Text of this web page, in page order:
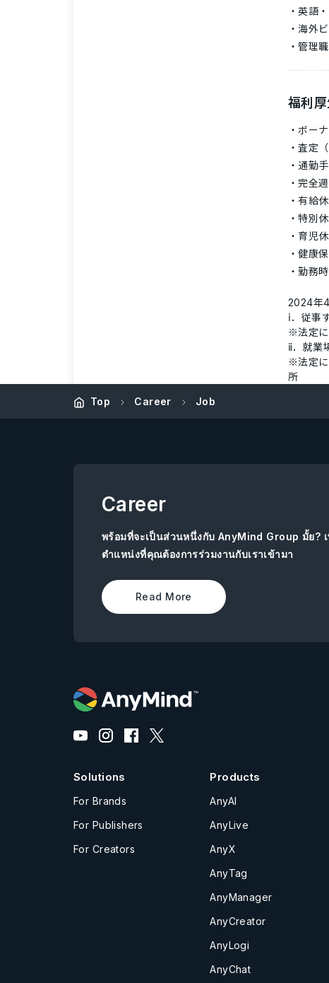
英語
海外
管理
福利厚
ボー
査定（
通勤
完全
有給
特別
育児
健康
勤務
2024年4
ⅰ．従事
※法定に
ⅱ．就業
※法定に
所
Top Career Job
Career
พร้อมที่จะเป็นส่วนหนึ่งกับ AnyMind Group มั้ย?
ตำแหน่งที่คุณต้องการร่วมงานกับเราเข้ามา
Read More
Solutions
For Brands
For Publishers
For Creators
Products
AnyAI
AnyLive
AnyX
AnyTag
AnyManager
AnyCreator
AnyLogi
AnyChat